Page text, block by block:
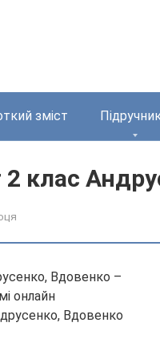
зміст
клас
Вдовенко –
онлайн